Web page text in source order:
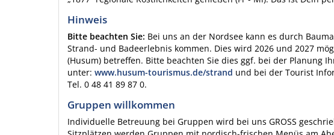
Hinweis
Bitte beachten Sie: Bei uns an der Nordsee kann es durch
Strand- und Badeerlebnis kommen. Dies wird 2026 und 2027
(Husum) betreffen. Bitte beachten Sie dies ggf. bei der Planung
unter: www.husum-tourismus.de/strand und bei der Tourist
Tel. 0 48 41 89 87 0.
Gruppen willkommen
Individuelle Betreuung bei Gruppen wird bei uns GROSS